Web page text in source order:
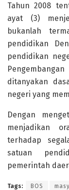
Tahun 2008
ayat (3)
bukanlah
pendidikan
pendidikan
ditanyakan
negeri yang
Dengan
menjadikan
terhadap
satuan
pemerintah
Tags: BOS